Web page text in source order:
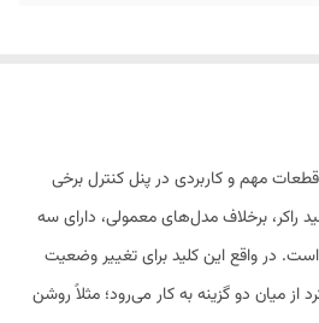
پل ۲ به ۳، یکی از قطعات مهم و کاربردی در پنل کنترل برخی
برخلاف مدل‌های معمولی، دارای سه
در واقع این کلید برای تغییر وضعیت
از میان دو گزینه به کار می‌رود؛ مثلاً روشن